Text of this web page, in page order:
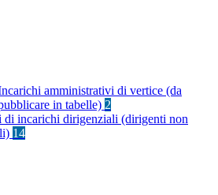
amministrativi di vertice (da
in tabelle) 2
di incarichi dirigenziali (dirigenti non
14